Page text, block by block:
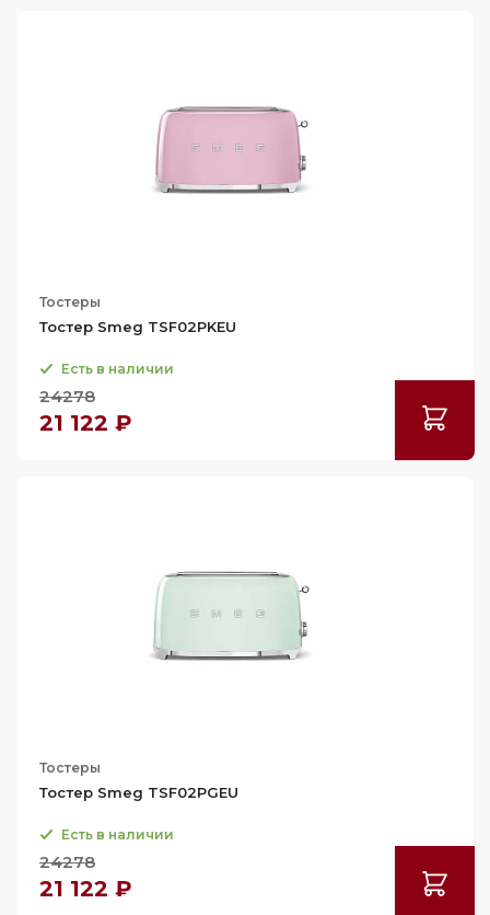
Тостеры
Тостер Smeg TSF02PKEU
Есть в наличии
24278
21 122 ₽
Тостеры
Тостер Smeg TSF02PGEU
Есть в наличии
24278
21 122 ₽